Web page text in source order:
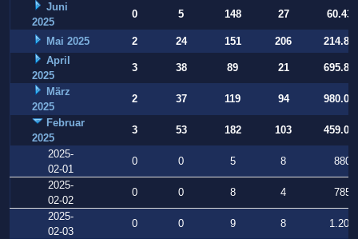
Juni
2025
0 5 148 27 60.439
Mai 2025 2 24 151 206
April
2025
3 38 89 21
März
2025
2 37 119 94
Februar
2025
3 53 182 103
2025-
02-01
0 0 5 8
880
2025-
02-02
0 0 8 4
785
2025-
02-03
0 0 9 8
1.207